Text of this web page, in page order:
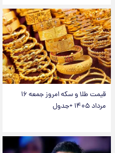
قیمت طلا و سکه امروز جمعه ۱۶
مرداد ۱۴۰۵ +جدول